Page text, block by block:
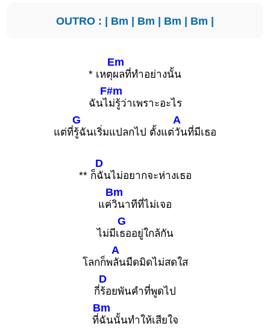
OUTRO : | Bm | Bm | Bm | Bm |
* เหตุ
Em
ผลที่ทำอย่างนั้น
ฉันไ
F#m
ม่รู้ว่าเพราะอะไร
แต่ที่
G
รู้ฉันเริ่มแปลกไป ตั้งแต่
A
วันที่มีเธอ
** ก็
D
ฉันไม่อยากจะห่างเธอ
แค่
Bm
วินาทีที่ไม่เจอ
ไม่มีเ
G
ธออยู่ใกล้กัน
โลกก็พ
A
ลันมืดมิดไม่สดใส
กี่
D
ร้อยพันคำที่พูดไป
ที่
Bm
ฉันนั้นทำให้เสียใจ